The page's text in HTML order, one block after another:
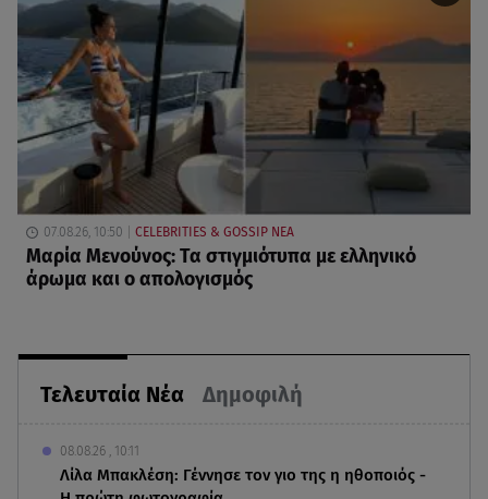
Τελευταία Νέα Δημοφιλή
08.08.26 , 10:11
Λίλα Μπακλέση: Γέννησε τον γιο της η ηθοποιός -
07.08.26, 10:50 CELEBRITIES & GOSSIP ΝΕΑ
Μαρία Μενούνος: Τα στιγμιότυπα με ελληνικό
άρωμα και ο απολογισμός